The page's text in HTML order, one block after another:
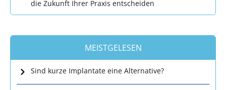
die Zukunft Ihrer Praxis entscheiden
MEISTGELESEN
Sind kurze Implantate eine Alternative?